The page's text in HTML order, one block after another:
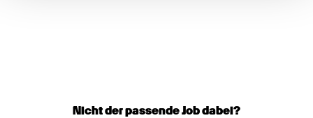
Nicht der passende Job dabei?